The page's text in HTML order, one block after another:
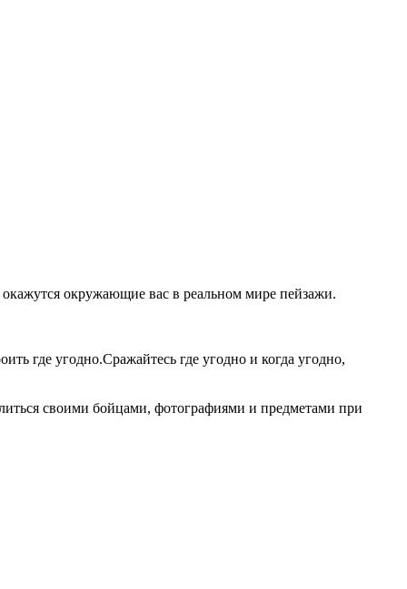
окружающие вас в реальном мире пейзажи.
где угодно.Сражайтесь где угодно и когда угодно,
своими бойцами, фотографиями и предметами при